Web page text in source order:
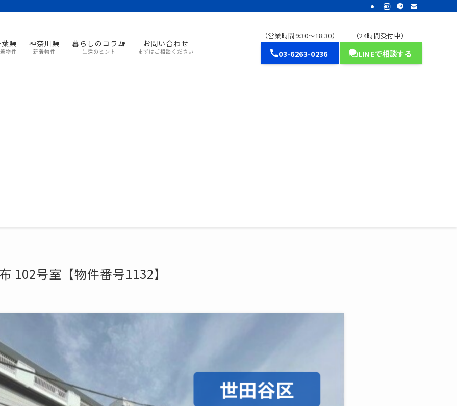
県
物件
神奈川県
新着物件
暮らしのコラム
生活のヒント
お問い合わせ
まずはご相談ください
（営業時間9:30～18:30）
03-6263-0236
（24時間受付中）
LINEで相談する
102号室【物件番号1132】